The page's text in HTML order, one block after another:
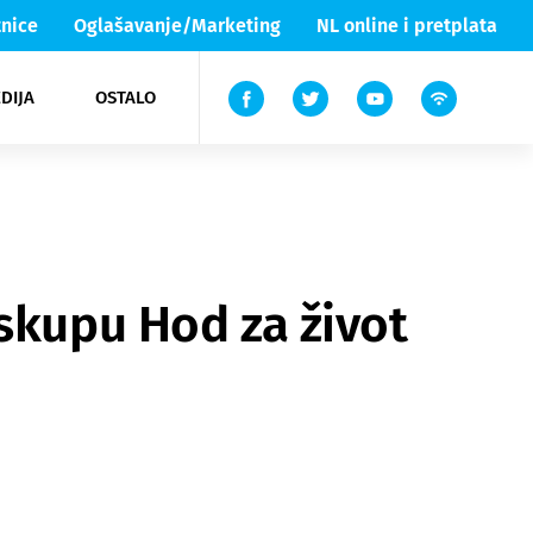
Oglašavanje/Marketing NL online i pretplata
OSTALO
Lika & Senj
TV
Hod za život